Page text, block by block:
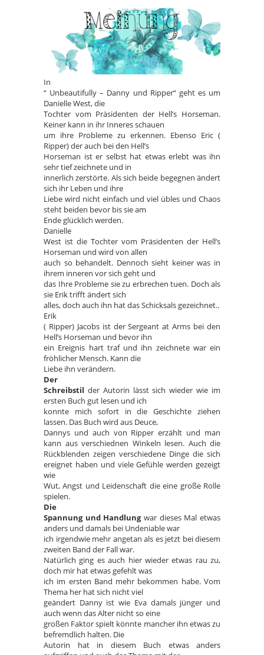
In
“ Unbeautifully – Danny und Ripper“ geht es um
Danielle West, die
Tochter vom Präsidenten der Hell’s Horseman.
Keiner kann in ihr Inneres schauen
um ihre Probleme zu erkennen. Ebenso Eric (
Ripper) der auch bei den Hell’s
Horseman ist er selbst hat etwas erlebt was ihn
sehr tief zeichnete und in
innerlich zerstörte. Als sich beide begegnen ändert
sich ihr Leben und ihre
Liebe wird nicht einfach und viel übles und Chaos
steht beiden bevor bis sie am
Ende glücklich werden.
Danielle
West ist die Tochter vom Präsidenten der Hell’s
Horseman und wird von allen
auch so behandelt. Dennoch sieht keiner was in
ihrem inneren vor sich geht und
das Ihre Probleme sie zu erbrechen tuen. Doch als
sie Erik trifft ändert sich
alles, doch auch ihn hat das Schicksals gezeichnet..
Erik
( Ripper) Jacobs ist der Sergeant at Arms bei den
Hell’s Horseman und bevor ihn
ein Ereignis hart traf und ihn zeichnete war ein
fröhlicher Mensch. Kann die
Liebe ihn verändern.
Der
Schreibstil der Autorin lässt sich wieder wie im
ersten Buch gut lesen und ich
konnte mich sofort in die Geschichte ziehen
lassen. Das Buch wird aus Deuce,
Dannys und auch von Ripper erzählt und man
kann aus verschiednen Winkeln lesen. Auch die
Rückblenden zeigen verschiedene Dinge die sich
ereignet haben und viele Gefühle werden gezeigt
wie
Wut, Angst und Leidenschaft die eine große Rolle
spielen.
Die
Spannung und Handlung war dieses Mal etwas
anders und damals bei Undeniable war
ich irgendwie mehr angetan als es jetzt bei diesem
zweiten Band der Fall war.
Natürlich ging es auch hier wieder etwas rau zu,
doch mir hat etwas gefehlt was
ich im ersten Band mehr bekommen habe. Vom
Thema her hat sich nicht viel
geändert Danny ist wie Eva damals jünger und
auch wenn das Alter nicht so eine
großen Faktor spielt könnte mancher ihn etwas zu
befremdlich halten. Die
Autorin hat in diesem Buch etwas anders